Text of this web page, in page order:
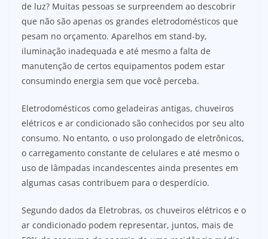
de luz? Muitas pessoas se surpreendem ao descobrir
que não são apenas os grandes eletrodomésticos que
pesam no orçamento. Aparelhos em stand-by,
iluminação inadequada e até mesmo a falta de
manutenção de certos equipamentos podem estar
consumindo energia sem que você perceba.
Eletrodomésticos como geladeiras antigas, chuveiros
elétricos e ar condicionado são conhecidos por seu alto
consumo. No entanto, o uso prolongado de eletrônicos,
o carregamento constante de celulares e até mesmo o
uso de lâmpadas incandescentes ainda presentes em
algumas casas contribuem para o desperdício.
Segundo dados da Eletrobras, os chuveiros elétricos e o
ar condicionado podem representar, juntos, mais de